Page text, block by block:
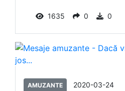
1635 0 0
AMUZANTE 2020-03-24